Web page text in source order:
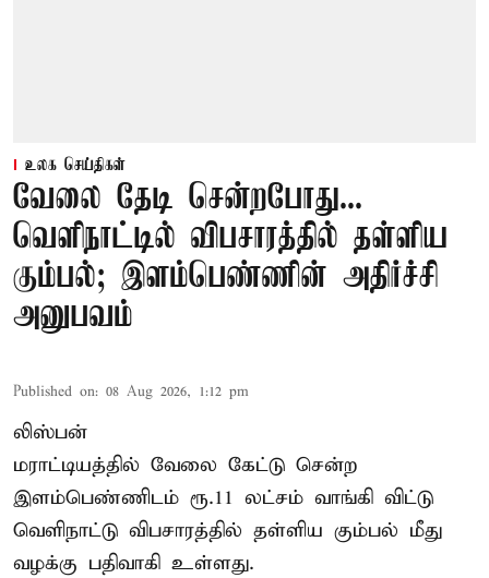
உலக செய்திகள்
வேலை தேடி சென்றபோது...
வெளிநாட்டில் விபசாரத்தில் தள்ளிய
கும்பல்; இளம்பெண்ணின் அதிர்ச்சி
அனுபவம்
Published on: 08 Aug 2026, 1:12 pm
லிஸ்பன்
மராட்டியத்தில் வேலை கேட்டு சென்ற
இளம்பெண்ணிடம் ரூ.11 லட்சம் வாங்கி விட்டு
வெளிநாட்டு விபசாரத்தில் தள்ளிய கும்பல் மீது
வழக்கு பதிவாகி உள்ளது.